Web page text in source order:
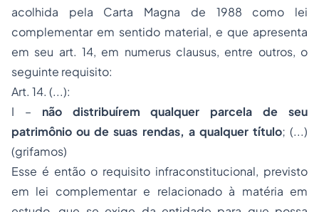
acolhida pela Carta Magna de 1988 como lei
complementar em sentido material, e que apresenta
em seu art. 14, em numerus clausus, entre outros, o
seguinte requisito:
Art. 14. (...):
I – não distribuírem qualquer parcela de seu
patrimônio ou de suas rendas, a qualquer título; (...)
(grifamos)
Esse é então o requisito infraconstitucional, previsto
em lei complementar e relacionado à matéria em